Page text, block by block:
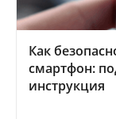
Как
смартфон:
инструкция